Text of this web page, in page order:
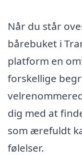
Når du står
bårebuket i
platform en
forskellige
dig med at
som ærefuldt
følelser.